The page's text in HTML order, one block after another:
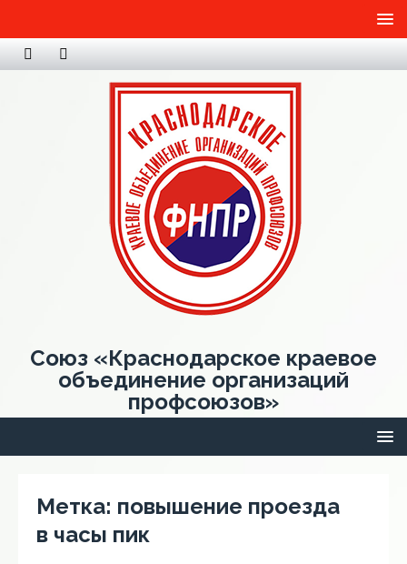
Союз «Краснодарское краевое
объединение организаций
профсоюзов»
Метка: повышение проезда
в часы пик